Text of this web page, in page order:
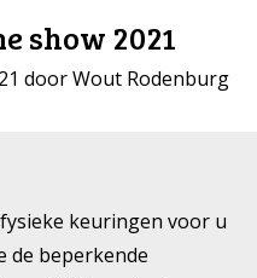
show 2021
door Wout Rodenburg
keuringen voor u
de beperkende